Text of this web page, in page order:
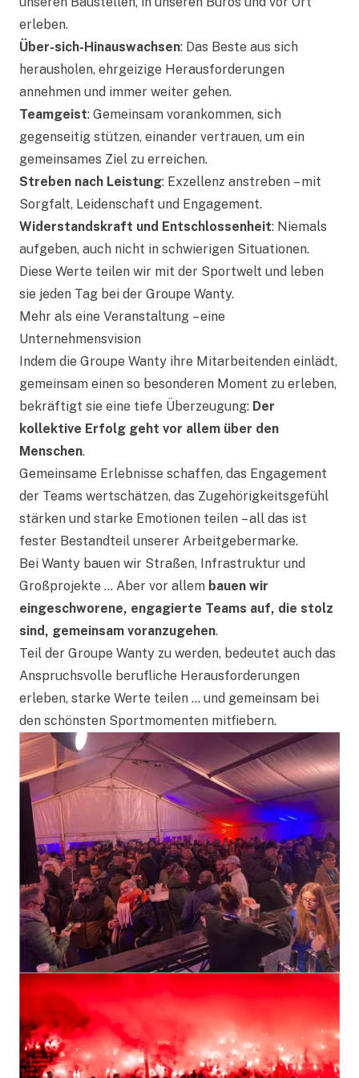
erleben.
Über-sich-Hinauswachsen: Das Beste aus sich
herausholen, ehrgeizige Herausforderungen
annehmen und immer weiter gehen.
Teamgeist: Gemeinsam vorankommen, sich
gegenseitig stützen, einander vertrauen, um ein
gemeinsames Ziel zu erreichen.
Streben nach Leistung: Exzellenz anstreben – mit
Sorgfalt, Leidenschaft und Engagement.
Widerstandskraft und Entschlossenheit: Niemals
aufgeben, auch nicht in schwierigen Situationen.
Diese Werte teilen wir mit der Sportwelt und leben
sie jeden Tag bei der Groupe Wanty.
Mehr als eine Veranstaltung – eine
Unternehmensvision
Indem die Groupe Wanty ihre Mitarbeitenden einlädt,
gemeinsam einen so besonderen Moment zu erleben,
bekräftigt sie eine tiefe Überzeugung: Der
kollektive Erfolg geht vor allem über den
Menschen.
Gemeinsame Erlebnisse schaffen, das Engagement
der Teams wertschätzen, das Zugehörigkeitsgefühl
stärken und starke Emotionen teilen – all das ist
fester Bestandteil unserer Arbeitgebermarke.
Bei Wanty bauen wir Straßen, Infrastruktur und
Großprojekte … Aber vor allem bauen wir
eingeschworene, engagierte Teams auf, die stolz
sind, gemeinsam voranzugehen.
Teil der Groupe Wanty zu werden, bedeutet auch das
Anspruchsvolle berufliche Herausforderungen
erleben, starke Werte teilen … und gemeinsam bei
den schönsten Sportmomenten mitfiebern.